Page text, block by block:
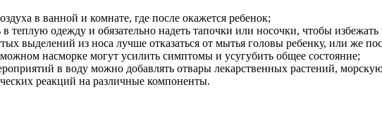
в ванной и комнате, где после окажется ребенок;
теплую одежду и обязательно надеть тапочки или носочки, чтобы избежать
выделений из носа лучше отказаться от мытья головы ребенку, или же
насморке могут усилить симптомы и усугубить общее состояние;
в воду можно добавлять отвары лекарственных растений,
реакций на различные компоненты.